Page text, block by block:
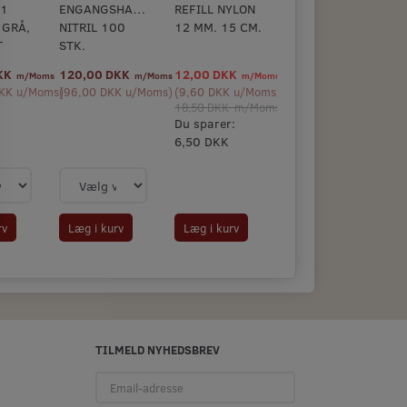
m/Moms
u/Moms)
ENGANGSHANDSKE,
NITRIL 100
STK.
120,00 DKK m/Moms
(96,00 DKK u/Moms)
Læg i kurv
REFILL NYLON
12 MM. 15 CM.
12,00 DKK m/Moms
(9,60 DKK u/Moms
18,50 DKKm/Moms
Du sparer:
6,50 DKK
Læg i kurv
TILMELD NYHEDSBREV
adresse